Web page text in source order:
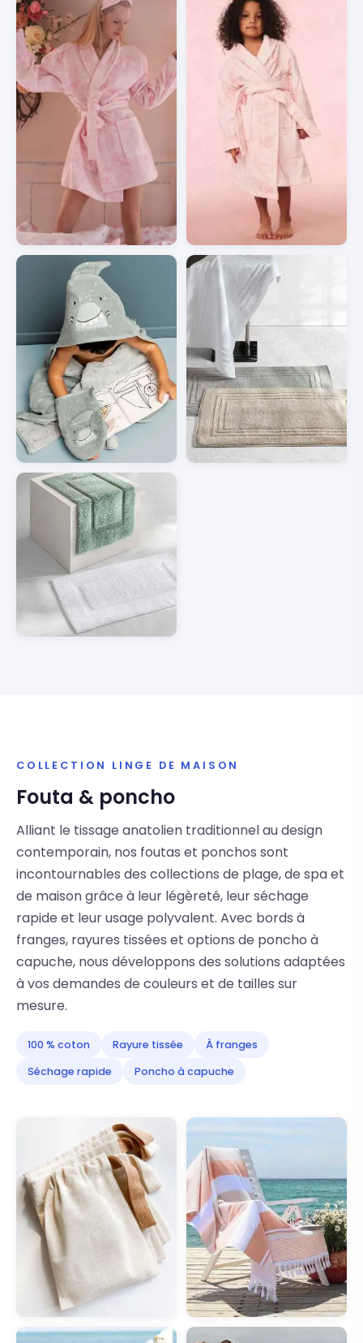
COLLECTION LINGE DE MAISON
Fouta & poncho
Alliant le tissage anatolien traditionnel au design
contemporain, nos foutas et ponchos sont
incontournables des collections de plage, de spa et
de maison grâce à leur légèreté, leur séchage
rapide et leur usage polyvalent. Avec bords à
franges, rayures tissées et options de poncho à
capuche, nous développons des solutions adaptées
à vos demandes de couleurs et de tailles sur
mesure.
100 % coton Rayure tissée
À franges
Séchage rapide
Poncho à capuche